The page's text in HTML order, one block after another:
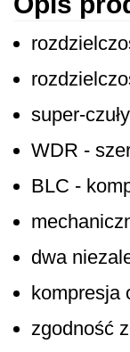
super-
WDR -
BLC -
dwa
kompresja
zgodność